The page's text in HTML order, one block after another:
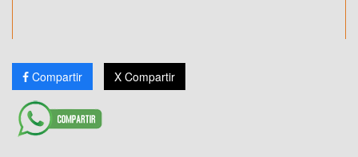
Compartir X Compartir